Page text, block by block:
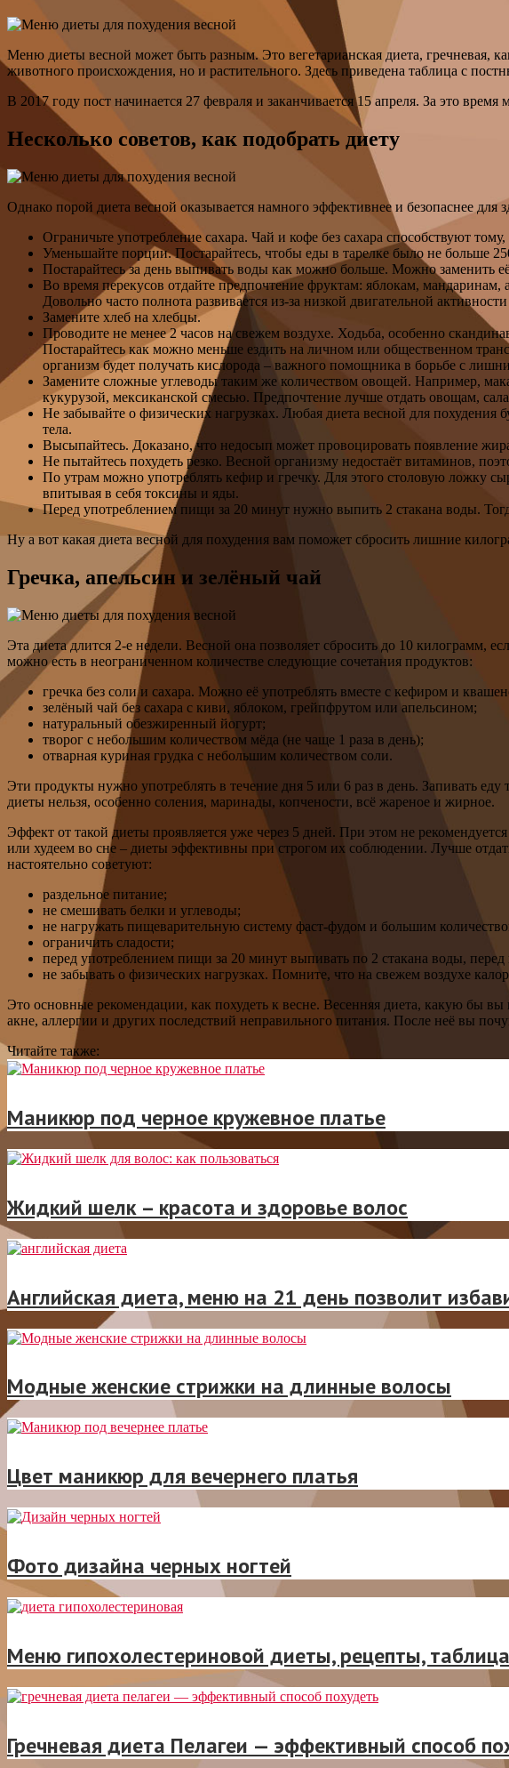
Меню диеты весной может быть разным. Это вегетарианская диета, гречневая,
животного происхождения, но и растительного. Здесь приведена таблица с
В 2017 году пост начинается 27 февраля и заканчивается 15 апреля. За это
Несколько советов, как подобрать диету
Однако порой диета весной оказывается намного эффективнее и безопаснее для
Ограничьте употребление сахара. Чай и кофе без сахара способствуют
Уменьшайте порции. Постарайтесь, чтобы еды в тарелке было не больше
Постарайтесь за день выпивать воды как можно больше. Можно заменить
Во время перекусов отдайте предпочтение фруктам: яблокам,
Довольно часто полнота развивается из-за низкой двигательной
Замените хлеб на хлебцы.
Проводите не менее 2 часов на свежем воздухе. Ходьба, особенно
Постарайтесь как можно меньше ездить на личном или общественном
организм будет получать кислорода – важного помощника в борьбе с
Замените сложные углеводы таким же количеством овощей. Например,
кукурузой, мексиканской смесью. Предпочтение лучше отдать овощам,
Не забывайте о физических нагрузках. Любая диета весной для похудения
тела.
Высыпайтесь. Доказано, что недосып может провоцировать появление
Не пытайтесь похудеть резко. Весной организму недостаёт витаминов,
По утрам можно употреблять кефир и гречку. Для этого столовую ложку
впитывая в себя токсины и яды.
Перед употреблением пищи за 20 минут нужно выпить 2 стакана воды.
Ну а вот какая диета весной для похудения вам поможет сбросить лишние
Гречка, апельсин и зелёный чай
Эта диета длится 2-е недели. Весной она позволяет сбросить до 10 килограмм,
можно есть в неограниченном количестве следующие сочетания продуктов:
гречка без соли и сахара. Можно её употреблять вместе с кефиром и
зелёный чай без сахара с киви, яблоком, грейпфрутом или апельсином;
натуральный обезжиренный йогурт;
творог с небольшим количеством мёда (не чаще 1 раза в день);
отварная куриная грудка с небольшим количеством соли.
Эти продукты нужно употреблять в течение дня 5 или 6 раз в день. Запивать
диеты нельзя, особенно соления, маринады, копчености, всё жареное и жирное.
Эффект от такой диеты проявляется уже через 5 дней. При этом не
или худеем во сне – диеты эффективны при строгом их соблюдении. Лучше
настоятельно советуют:
раздельное питание;
не смешивать белки и углеводы;
не нагружать пищеварительную систему фаст-фудом и большим
ограничить сладости;
перед употреблением пищи за 20 минут выпивать по 2 стакана воды, перед
не забывать о физических нагрузках. Помните, что на свежем воздухе
Это основные рекомендации, как похудеть к весне. Весенняя диета, какую бы
акне, аллергии и других последствий неправильного питания. После неё вы
Читайте также:
Маникюр под черное кружевное платье
Жидкий шелк – красота и здоровье волос
Английская диета, меню на 21 день позволит
Модные женские стрижки на длинные волосы
Цвет маникюр для вечернего платья
Фото дизайна черных ногтей
Меню гипохолестериновой диеты, рецепты,
Гречневая диета Пелагеи — эффективный способ